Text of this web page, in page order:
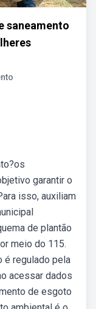
saneamento
garantir o
isso, auxiliam
de plantão
meio do 115.
é regulado pela
acessar dados
de esgoto